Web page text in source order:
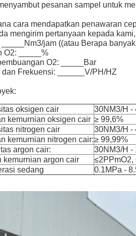
pesanan sampel untuk
cara mendapatkan penawaran
mengirim pertanyaan kepada
_____Nm3/jam ((atau Berapa
O2: _____%
O2: _____Bar
dan Frekuensi: ______V/PH/HZ
oksigen cair
30NM3/H -
kemurnian oksigen cair ≥ 99,6%
nitrogen cair
30NM3/H -
kemurnian nitrogen cair:≥ 99,99%
argon cair:
30NM3/H -
kemurnian argon cair
≤2PPmO2,
sedang
0.1MPa -